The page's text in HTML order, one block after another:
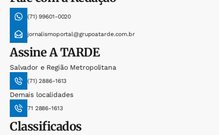
(71) 99601-0020
jornalismoportal@grupoatarde.com.br
AssineA TARDE
Salvador e Região Metropolitana
(71) 2886-1613
Demais localidades
71 2886-1613
Classificados